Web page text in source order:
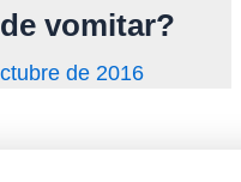
vomitar?
de 2016